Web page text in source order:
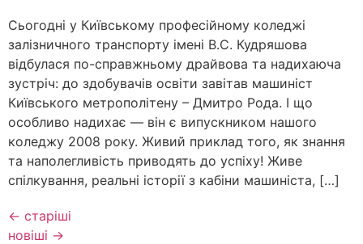
Сьогодні у Київському професійному коледжі
залізничного транспорту імені В.С. Кудряшова
відбулася по-справжньому драйвова та надихаюча
зустріч: до здобувачів освіти завітав машиніст
Київського метрополітену – Дмитро Рода. І що
особливо надихає — він є випускником нашого
коледжу 2008 року. Живий приклад того, як знання
та наполегливість приводять до успіху! Живе
спілкування, реальні історії з кабіни машиніста, […]
← старіші
новіші →